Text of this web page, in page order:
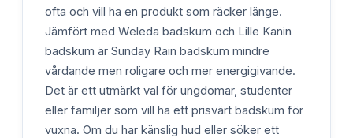
ofta och vill ha en produkt som räcker länge.
Jämfört med Weleda badskum och Lille Kanin
badskum är Sunday Rain badskum mindre
vårdande men roligare och mer energigivande.
Det är ett utmärkt val för ungdomar, studenter
eller familjer som vill ha ett prisvärt badskum för
vuxna. Om du har känslig hud eller söker ett